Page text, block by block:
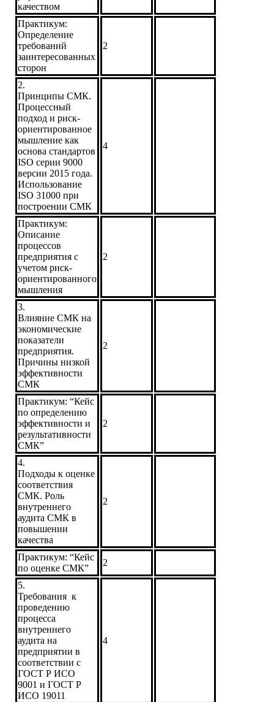
качеством
Практикум:
Определение
требований
заинтересованных
сторон
2
2.
Принципы СМК.
Процессный
подход и риск-
ориентированное
мышление как
основа стандартов
ISO серии 9000
версии 2015 года.
Использование
ISO 31000 при
построении СМК
4
Практикум:
Описание
процессов
предприятия с
учетом риск-
ориентированного
мышления
2
3.
Влияние СМК на
экономические
показатели
предприятия.
Причины низкой
эффективности
СМК
2
Практикум: “Кейс
по определению
эффективности и
результативности
СМК”
2
4.
Подходы к оценке
соответствия
СМК. Роль
внутреннего
аудита СМК в
повышении
качества
2
Практикум: “Кейс
по оценке СМК”
2
5.
Требования к
проведению
процесса
внутреннего
аудита на
предприятии в
соответствии с
ГОСТ Р ИСО
9001 и ГОСТ Р
ИСО 19011
4